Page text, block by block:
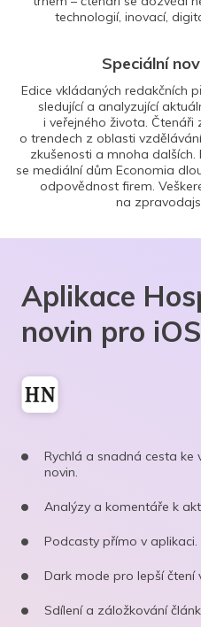
technologií, inovací,
Speciální
Edice vkládaných redakčních
sledující a analyzující
i veřejného života.
o trendech z oblasti
zkušenosti a mnoha
se mediální dům Economia
odpovědnost firem.
na
Aplikace
novin pro
Rychlá a snadná cesta ke
novin.
Analýzy a komentáře k
Podcasty přímo v aplikaci.
Dark mode pro lepší čtení
Sdílení a záložkování